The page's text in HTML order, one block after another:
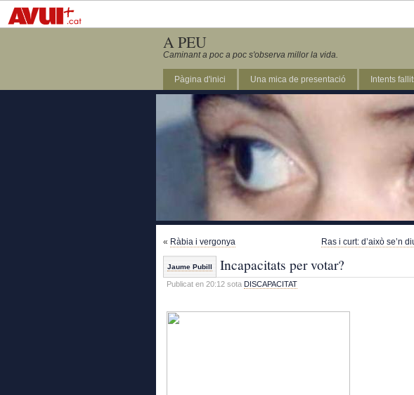
A PEU
Caminant a poc a poc s'observa millor la vida.
Pàgina d'inici Una mica de presentació Intents
« Ràbia i vergonya Ras i curt: d’això se’n
Jaume Pubill Incapacitats per votar?
Publicat en 20:12 sota DISCAPACITAT